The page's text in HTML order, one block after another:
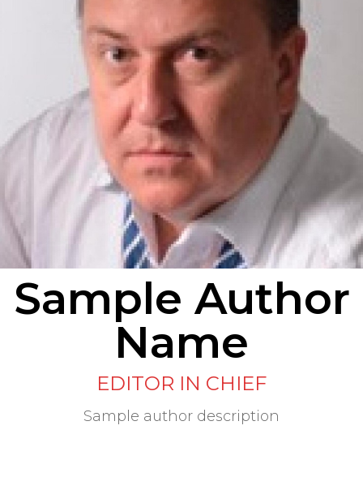
Sample Author
Name
EDITOR IN CHIEF
Sample author description